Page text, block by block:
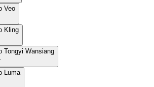
Veo
Kling
Tongyi Wansiang
Luma